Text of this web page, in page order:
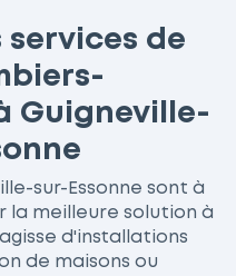
services de
Guigneville-
sur-Essonne sont à
meilleure solution à
d'installations
de maisons ou